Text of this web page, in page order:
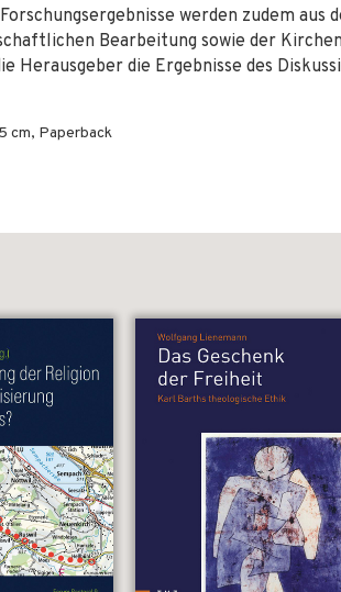
werden zudem
Bearbeitung sowie der
Herausgeber die Ergebnisse des
cm, Paperback